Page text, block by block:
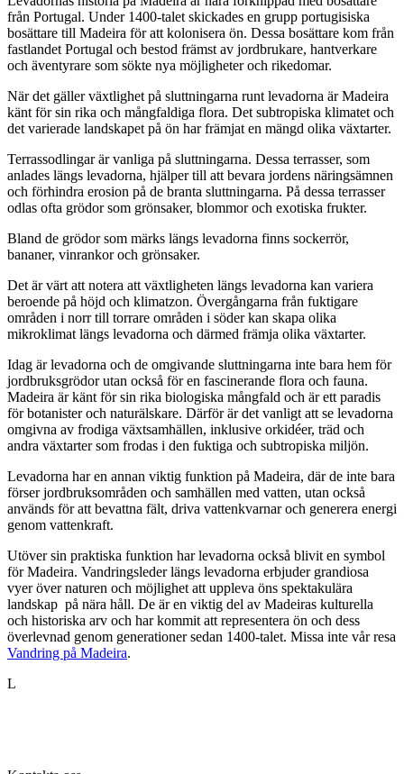
från Portugal. Under 1400-talet skickades en grupp portugisiska
bosättare till Madeira för att kolonisera ön. Dessa bosättare kom från
fastlandet Portugal och bestod främst av jordbrukare, hantverkare
och äventyrare som sökte nya möjligheter och rikedomar.
När det gäller växtlighet på sluttningarna runt levadorna är Madeira
känt för sin rika och mångfaldiga flora. Det subtropiska klimatet och
det varierade landskapet på ön har främjat en mängd olika växtarter.
Terrassodlingar är vanliga på sluttningarna. Dessa terrasser, som
anlades längs levadorna, hjälper till att bevara jordens näringsämnen
och förhindra erosion på de branta sluttningarna. På dessa terrasser
odlas ofta grödor som grönsaker, blommor och exotiska frukter.
Bland de grödor som märks längs levadorna finns sockerrör,
bananer, vinrankor och grönsaker.
Det är värt att notera att växtligheten längs levadorna kan variera
beroende på höjd och klimatzon. Övergångarna från fuktigare
områden i norr till torrare områden i söder kan skapa olika
mikroklimat längs levadorna och därmed främja olika växtarter.
Idag är levadorna och de omgivande sluttningarna inte bara hem för
jordbruksgrödor utan också för en fascinerande flora och fauna.
Madeira är känt för sin rika biologiska mångfald och är ett paradis
för botanister och naturälskare. Därför är det vanligt att se levadorna
omgivna av frodiga växtsamhällen, inklusive orkidéer, träd och
andra växtarter som frodas i den fuktiga och subtropiska miljön.
Levadorna har en annan viktig funktion på Madeira, där de inte bara
förser jordbruksområden och samhällen med vatten, utan också
används för att bevattna fält, driva vattenkvarnar och generera energi
genom vattenkraft.
Utöver sin praktiska funktion har levadorna också blivit en symbol
för Madeira. Vandringsleder längs levadorna erbjuder grandiosa
vyer över naturen och möjlighet att uppleva öns spektakulära
landskap på nära håll. De är en viktig del av Madeiras kulturella
och historiska arv och har kommit att representera ön och dess
överlevnad genom generationer sedan 1400-talet. Missa inte vår resa
Vandring på Madeira.
L